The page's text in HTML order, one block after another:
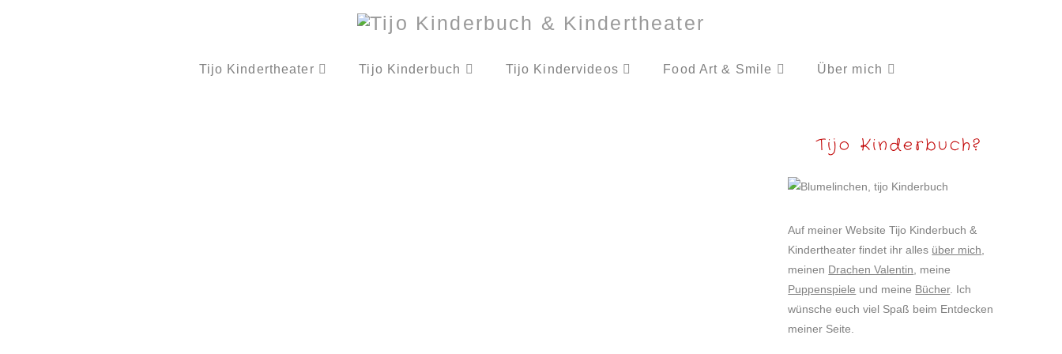
Tijo Kindertheater Tijo Kinderbuch Tijo Kindervideos Food Art & Smile Über mich
Tijo Kinderbuch?
Auf meiner Website Tijo Kinderbuch &
Kindertheater findet ihr alles über mich
meinen Drachen Valentin , meine
Puppenspiele und meine Bücher. Ich
wünsche euch viel Spaß beim Entdecken
meiner Seite.